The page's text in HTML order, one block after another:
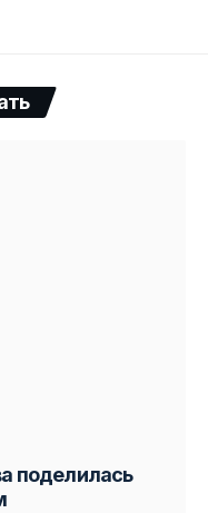
поделилась